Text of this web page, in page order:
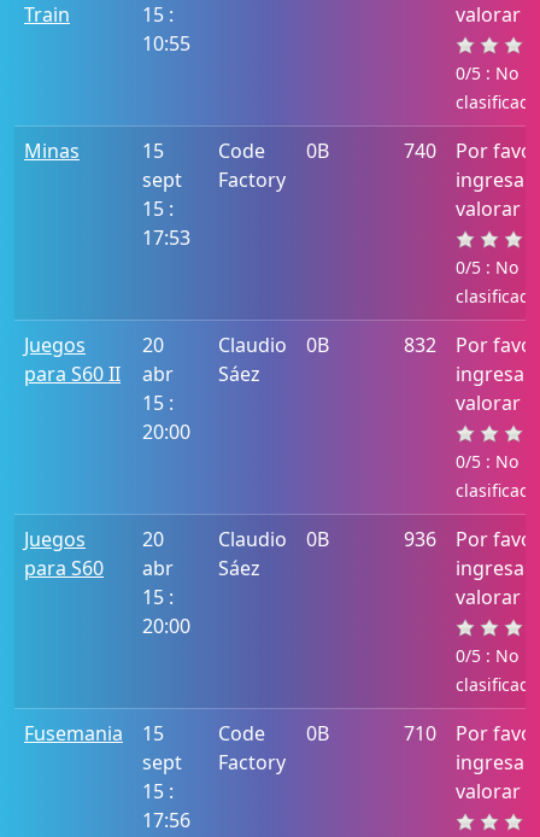
Train
15 :
10:55
valorar
0/5 : No
clasificado
Minas
15
sept
15 :
17:53
Code
Factory
0B 740
Por favor
ingresa
valorar
0/5 : No
clasificado
Juegos
para S60 II
20
abr
15 :
20:00
Claudio
Sáez
0B 832
Por favor
ingresa
valorar
0/5 : No
clasificado
Juegos
para S60
20
abr
15 :
20:00
Claudio
Sáez
0B 936
Por favor
ingresa
valorar
0/5 : No
clasificado
Fusemania
15
sept
15 :
17:56
Code
Factory
0B 710
Por favor
ingresa
valorar